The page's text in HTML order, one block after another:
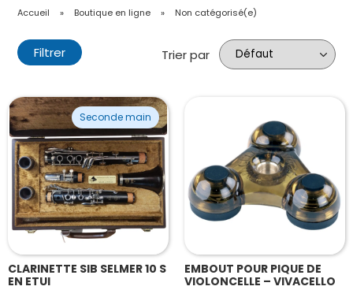
Accueil » Boutique en ligne » Non catégorisé(e)
Filtrer Trier par
Seconde main
CLARINETTE SIB SELMER 10 S
EN ETUI
EMBOUT POUR PIQUE DE
VIOLONCELLE – VIVACELLO